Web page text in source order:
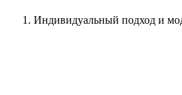
Индивидуальный подход и